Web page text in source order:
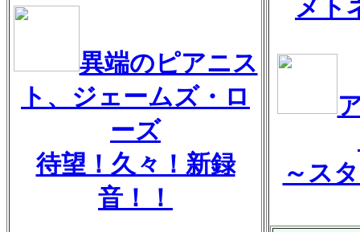
異端のピアニス
ト、ジェームズ・ロ
ーズ
待望！久々！新録
音！！
メト
～ス